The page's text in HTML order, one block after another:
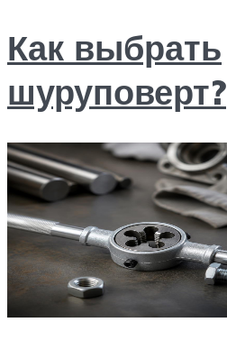
Как выбрать
шуруповерт?